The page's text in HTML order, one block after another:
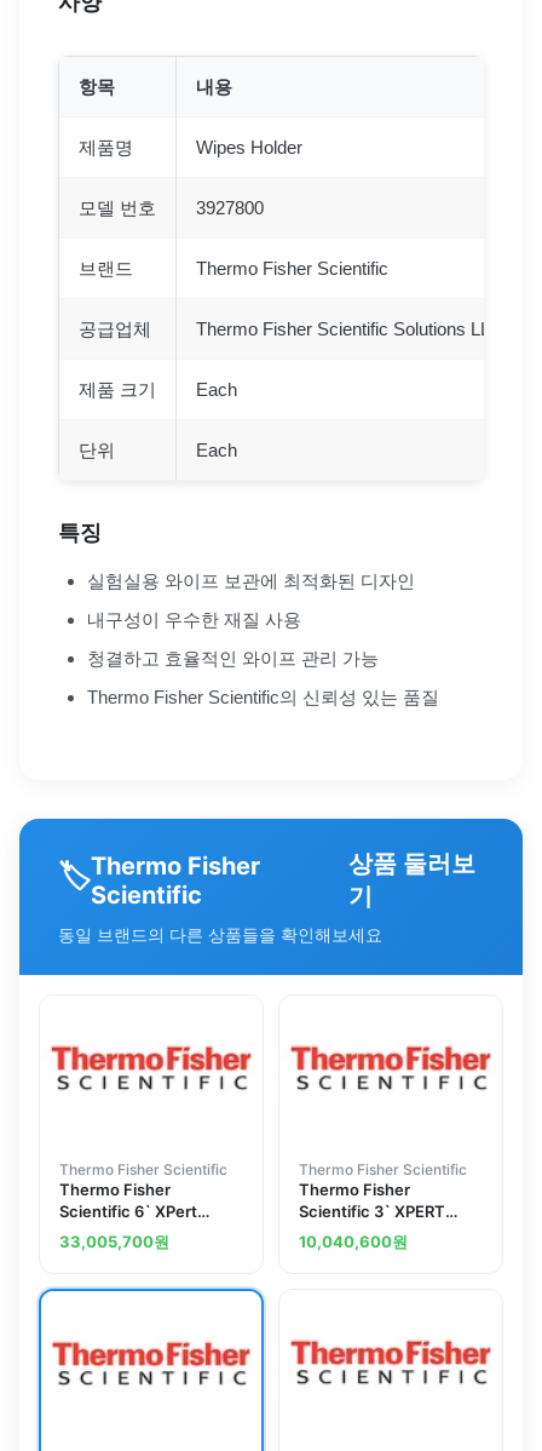
항목 내용
제품명 Wipes Holder
모델 번호 3927800
브랜드 Thermo Fisher Scientific
공급업체 Thermo Fisher Scientific Solutions LLC
제품 크기 Each
단위 Each
특징
실험실용 와이프 보관에 최적화된 디자인
내구성이 우수한 재질 사용
청결하고 효율적인 와이프 관리 가능
Thermo Fisher Scientific의 신뢰성 있는 품질
🏷️Thermo Fisher
Scientific
상품 둘러보
기
동일 브랜드의 다른 상품들을 확인해보세요
Thermo Fisher Scientific
Thermo Fisher
Scientific 6` XPert
Filtered Balance Syst
(3950622)
33,005,700원
Thermo Fisher Scientific
Thermo Fisher
Scientific 3` XPERT
BALANCE ENCLOSURE
WIT (3930321)
10,040,600원